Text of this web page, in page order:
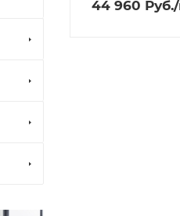
44 960 Руб.